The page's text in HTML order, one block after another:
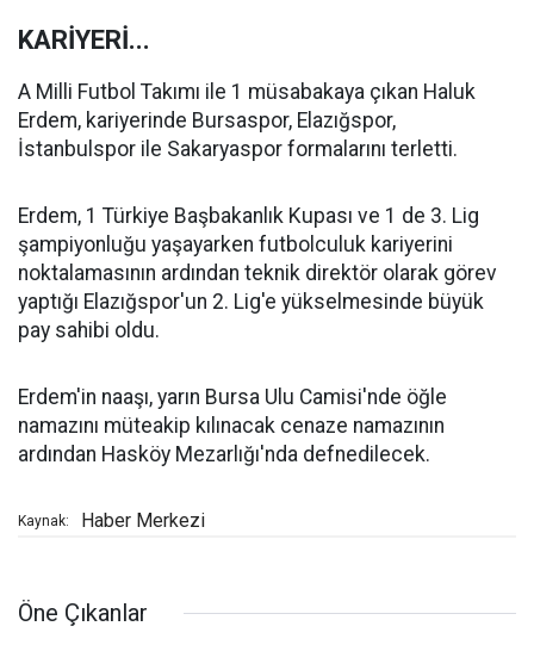
KARİYERİ...
A Milli Futbol Takımı ile 1 müsabakaya çıkan Haluk
Erdem, kariyerinde Bursaspor, Elazığspor,
İstanbulspor ile Sakaryaspor formalarını terletti.
Erdem, 1 Türkiye Başbakanlık Kupası ve 1 de 3. Lig
şampiyonluğu yaşayarken futbolculuk kariyerini
noktalamasının ardından teknik direktör olarak görev
yaptığı Elazığspor'un 2. Lig'e yükselmesinde büyük
pay sahibi oldu.
Erdem'in naaşı, yarın Bursa Ulu Camisi'nde öğle
namazını müteakip kılınacak cenaze namazının
ardından Hasköy Mezarlığı'nda defnedilecek.
Kaynak: Haber Merkezi
Öne Çıkanlar